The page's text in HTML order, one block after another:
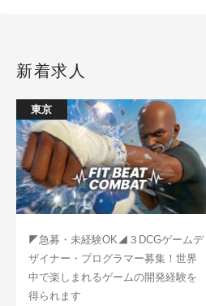
新着求人
東京
◤急募・未経験OK◢３DCGゲームデ
ザイナー・プログラマー募集！世界
中で楽しまれるゲームの開発経験を
得られます